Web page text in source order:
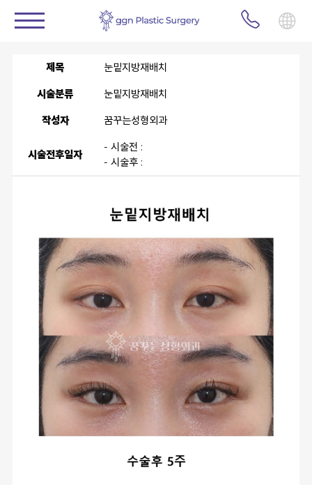
제목 눈밑지방재배치
시술분류 눈밑지방재배치
작성자 꿈꾸는성형외과
시술전후일자
- 시술전 :
- 시술후 :